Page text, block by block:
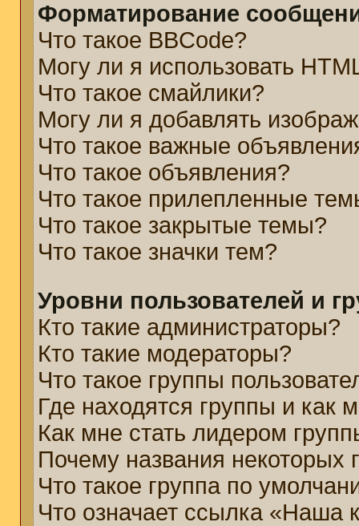
Форматирование
Что такое BBCode?
Могу ли я использовать
Что такое смайлики?
Могу ли я добавлять
Что такое важные
Что такое объявления?
Что такое прилепленные
Что такое закрытые темы?
Что такое значки тем?
Уровни пользователей и
Кто такие администраторы?
Кто такие модераторы?
Что такое группы
Где находятся группы и как
Как мне стать лидером
Почему названия некоторых
Что такое группа по
Что означает ссылка «Наша